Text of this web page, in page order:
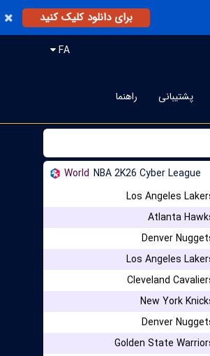
برای دانلود کلیک کنید
FA
پشتیبانی راهنما
World NBA 2K26 Cyber League
Los Angeles
Atlanta
Denver
Los Angeles
Cleveland
New York
Denver
Golden State